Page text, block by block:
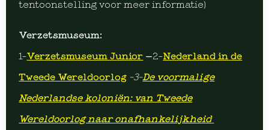
tentoonstelling voor meer informatie)
Verzetsmuseum:
1-Verzetsmuseum Junior –2-Nederland in de
Tweede Wereldoorlog -3-De voormalige
Nederlandse koloniën: van Tweede
Wereldoorlog naar onafhankelijkheid